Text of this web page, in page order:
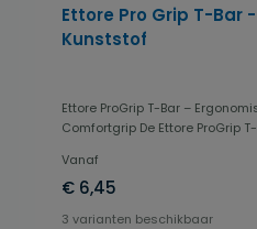
Ettore Pro Grip T-Bar
Kunststof
Ettore ProGrip T-Bar –
Comfortgrip De Ettore ProGrip
Vanaf
€ 6,45
3 varianten beschikbaar